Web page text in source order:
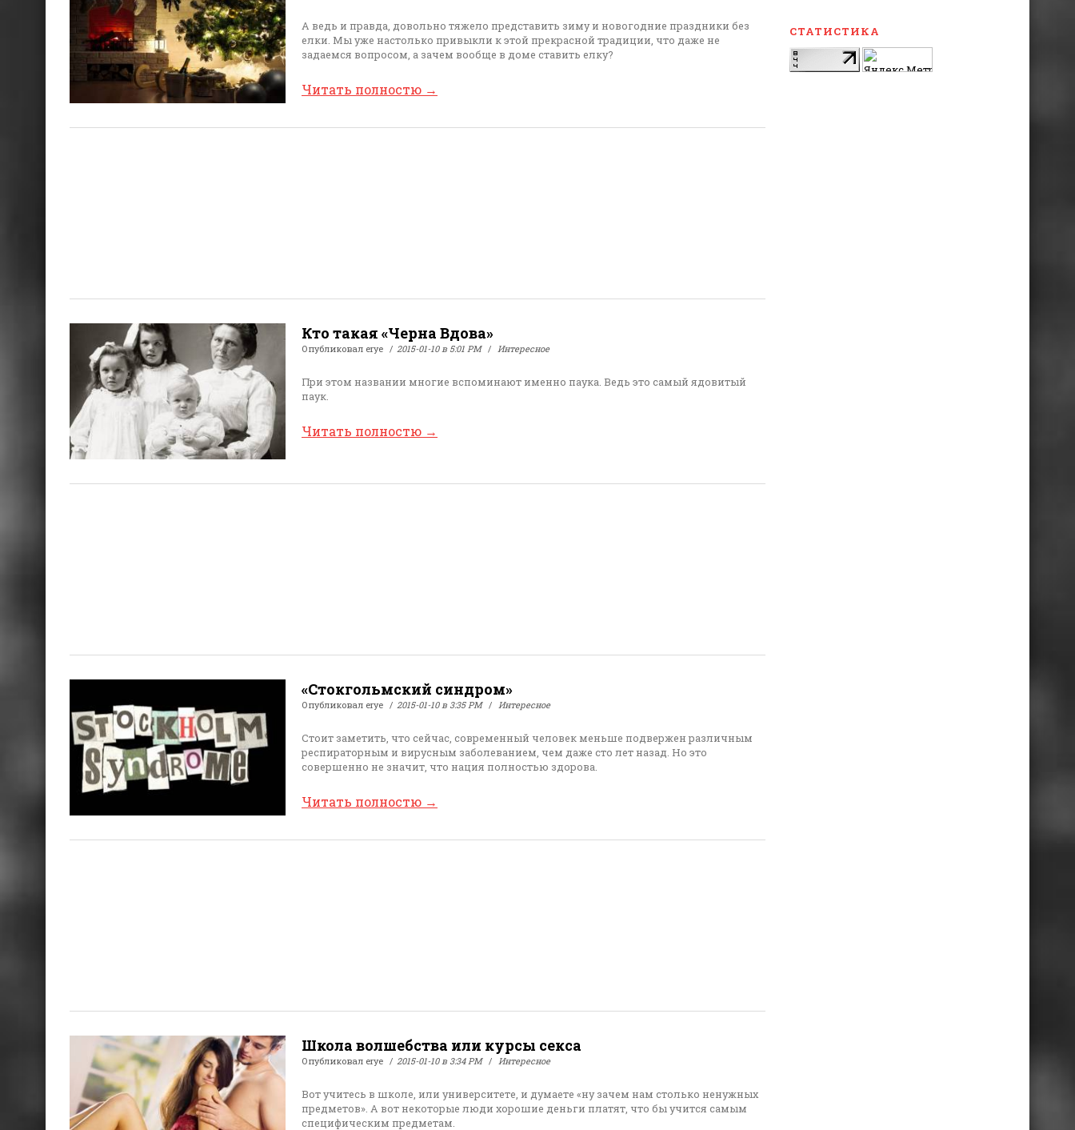
А ведь и правда, довольно тяжело представить зиму и новогодние праздники без
елки. Мы уже настолько привыкли к этой прекрасной традиции, что даже не
задаемся вопросом, а зачем вообще в доме ставить елку?
Читать полностю →
Кто такая «Черна Вдова»
Опубликовал erye 2015-01-10 в 5:01 PM Интересное
При этом названии многие вспоминают именно паука. Ведь это самый ядовитый
паук.
Читать полностю →
«Стокгольмский синдром»
Опубликовал erye 2015-01-10 в 3:35 PM Интересное
Стоит заметить, что сейчас, современный человек меньше подвержен различным
респираторным и вирусным заболеванием, чем даже сто лет назад. Но это
совершенно не значит, что нация полностью здорова.
Читать полностю →
Школа волшебства или курсы секса
Опубликовал erye 2015-01-10 в 3:34 PM Интересное
Вот учитесь в школе, или университете, и думаете «ну зачем нам столько ненужных
предметов». А вот некоторые люди хорошие деньги платят, что бы учится самым
специфическим предметам.
СТАТИСТИКА